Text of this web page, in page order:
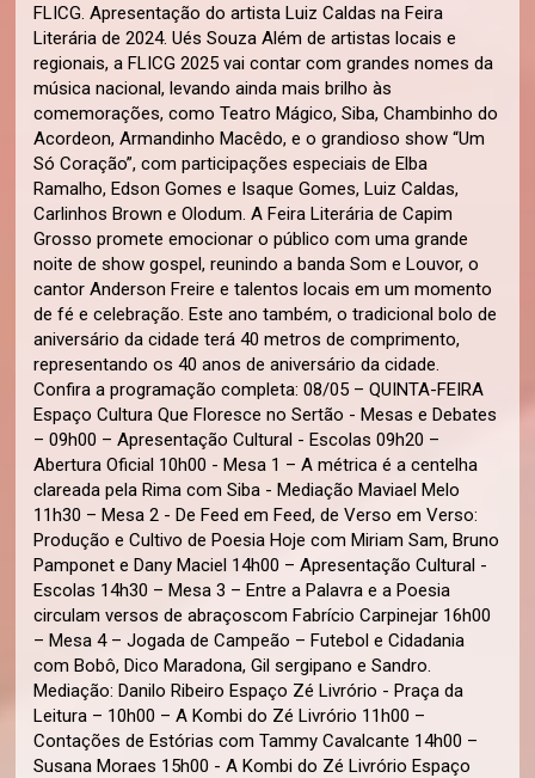
FLICG. Apresentação do artista Luiz Caldas na Feira
Literária de 2024. Ués Souza Além de artistas locais e
regionais, a FLICG 2025 vai contar com grandes nomes da
música nacional, levando ainda mais brilho às
comemorações, como Teatro Mágico, Siba, Chambinho do
Acordeon, Armandinho Macêdo, e o grandioso show “Um
Só Coração”, com participações especiais de Elba
Ramalho, Edson Gomes e Isaque Gomes, Luiz Caldas,
Carlinhos Brown e Olodum. A Feira Literária de Capim
Grosso promete emocionar o público com uma grande
noite de show gospel, reunindo a banda Som e Louvor, o
cantor Anderson Freire e talentos locais em um momento
de fé e celebração. Este ano também, o tradicional bolo de
aniversário da cidade terá 40 metros de comprimento,
representando os 40 anos de aniversário da cidade.
Confira a programação completa: 08/05 – QUINTA-FEIRA
Espaço Cultura Que Floresce no Sertão - Mesas e Debates
– 09h00 – Apresentação Cultural - Escolas 09h20 –
Abertura Oficial 10h00 - Mesa 1 – A métrica é a centelha
clareada pela Rima com Siba - Mediação Maviael Melo
11h30 – Mesa 2 - De Feed em Feed, de Verso em Verso:
Produção e Cultivo de Poesia Hoje com Miriam Sam, Bruno
Pamponet e Dany Maciel 14h00 – Apresentação Cultural -
Escolas 14h30 – Mesa 3 – Entre a Palavra e a Poesia
circulam versos de abraçoscom Fabrício Carpinejar 16h00
– Mesa 4 – Jogada de Campeão – Futebol e Cidadania
com Bobô, Dico Maradona, Gil sergipano e Sandro.
Mediação: Danilo Ribeiro Espaço Zé Livrório - Praça da
Leitura – 10h00 – A Kombi do Zé Livrório 11h00 –
Contações de Estórias com Tammy Cavalcante 14h00 –
Susana Moraes 15h00 - A Kombi do Zé Livrório Espaço